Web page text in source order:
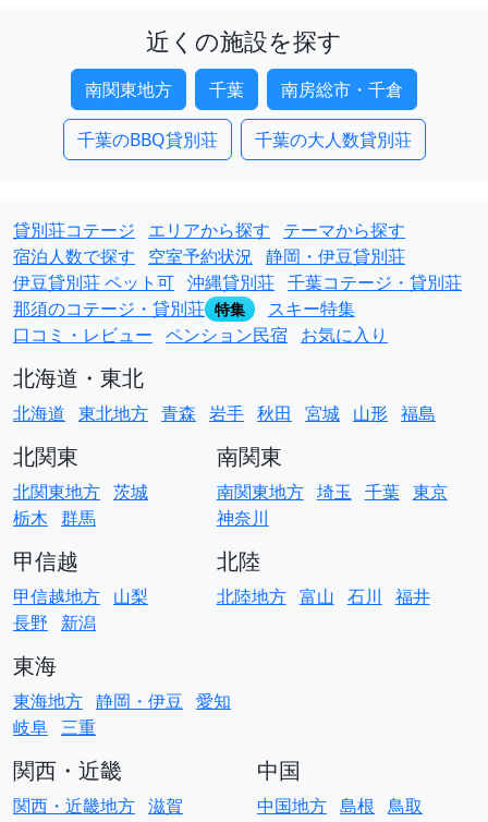
近くの施設を探す
南関東地方 千葉 南房総市・千倉
千葉のBBQ貸別荘 千葉の大人数貸別荘
貸別荘コテージ エリアから探す
テーマから探す
宿泊人数で探す
空室予約状況 静岡・伊豆貸別荘
伊豆貸別荘 ペット可 沖縄貸別荘 千葉コテージ・貸別荘
那須のコテージ・貸別荘 特集
スキー特集
口コミ・レビュー ペンション民宿 お気に入り
北海道・東北
北海道 東北地方 青森 岩手 秋田 宮城 山形 福島
北関東
北関東地方 茨城
栃木 群馬
南関東
南関東地方 埼玉 千葉 東京
神奈川
甲信越
甲信越地方 山梨
長野
新潟
北陸
北陸地方 富山 石川 福井
東海
東海地方 静岡・伊豆 愛知
岐阜 三重
関西・近畿
関西・近畿地方 滋賀
中国
中国地方 島根 鳥取